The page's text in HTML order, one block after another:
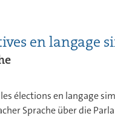
en langage
élections en langage
Sprache über die